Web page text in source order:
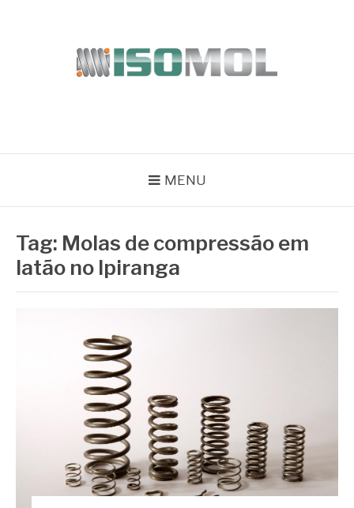
MENU
Tag: Molas de compressão em
latão no Ipiranga